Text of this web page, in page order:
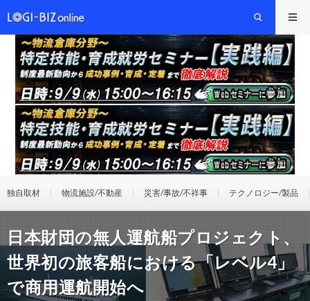
独自取材 物流施設/不動産 災害/事故/不祥事 テクノロジー/製品
日本財団の無人運航船プロジェクト、
世界初の旅客船における「レベル4」
で商用運航開始へ